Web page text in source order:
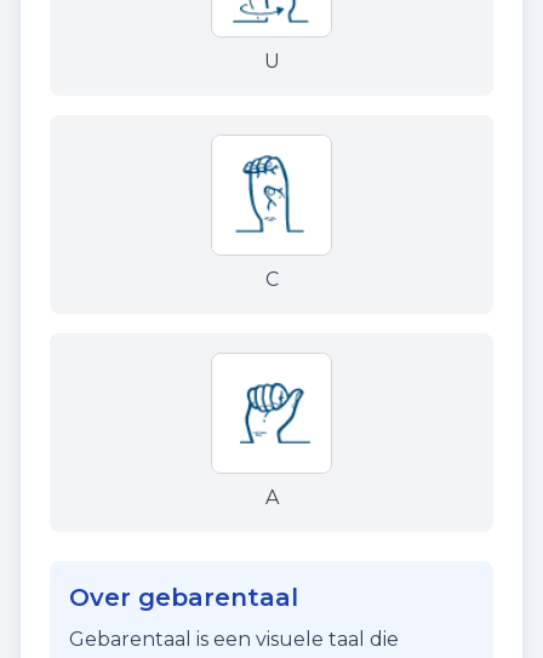
U
C
A
Over gebarentaal
Gebarentaal is een visuele taal die